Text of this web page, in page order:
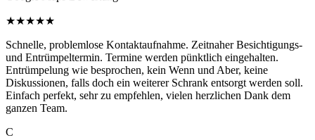
★★★★★
Schnelle, problemlose Kontaktaufnahme. Zeitnaher Besichtigungs-
und Entrümpeltermin. Termine werden pünktlich eingehalten.
Entrümpelung wie besprochen, kein Wenn und Aber, keine
Diskussionen, falls doch ein weiterer Schrank entsorgt werden soll.
Einfach perfekt, sehr zu empfehlen, vielen herzlichen Dank dem
ganzen Team.
C